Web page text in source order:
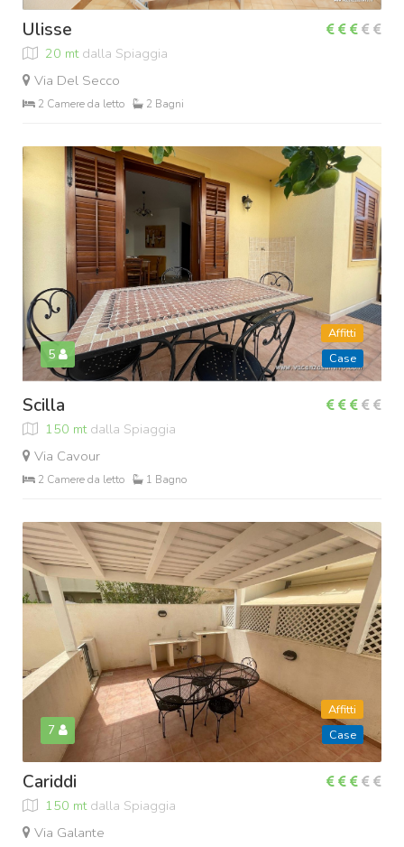
Ulisse
20 mtdalla Spiaggia
Via Del Secco
2 Camere da letto 2 Bagni
5
Affitti
Case
Scilla
150 mtdalla Spiaggia
Via Cavour
2 Camere da letto 1 Bagno
7
Affitti
Case
Cariddi
150 mtdalla Spiaggia
Via Galante